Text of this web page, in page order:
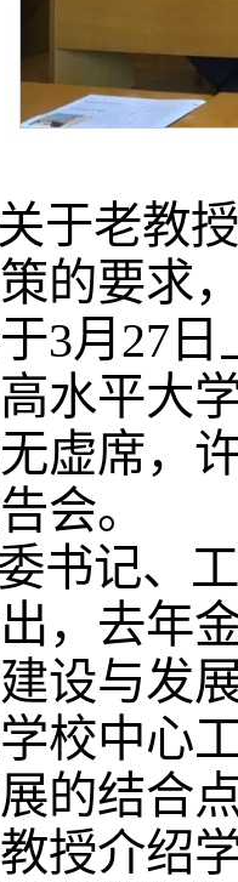
于老教
的要求
3月27
水平大
虚席，
会。
书记、
，去年
设与发
校中心
的结合
授介绍